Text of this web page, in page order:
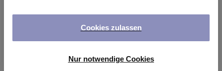
Cookies zulassen
Nur notwendige Cookies